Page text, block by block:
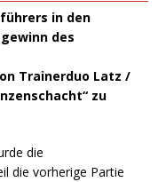
in den
des
Trainerduo Latz /
zu
die
die vorherige Partie